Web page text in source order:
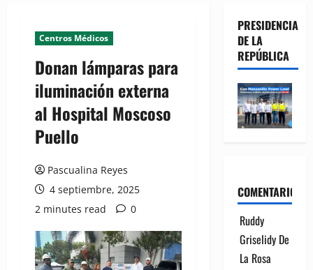
Centros Médicos
Donan lámparas para
iluminación externa
al Hospital Moscoso
Puello
Pascualina Reyes
4 septiembre, 2025
2 minutes read
0
PRESIDENCIA
DE LA
REPÚBLICA
COMENTARIOS
Ruddy
Griselidy De
La Rosa